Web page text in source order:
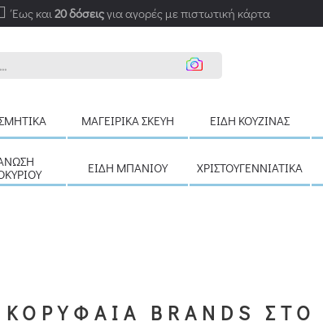
Έως και20 δόσειςγια αγορές με πιστωτική κάρτα
ΜΑΓΕΙΡΙΚΆ ΣΚΕΎΗ ΕΊΔΗ ΚΟΥΖΊΝΑΣ
ΕΊΔΗ ΜΠΆΝΙΟΥ ΧΡΙΣΤΟΥΓΕΝΝΙΆΤΙΚΑ
BRANDS